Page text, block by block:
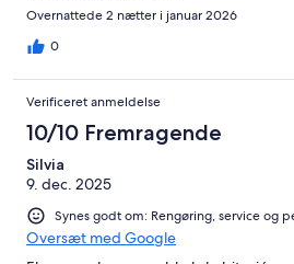
Overnattede 2 nætter i januar 2026
0
Verificeret anmeldelse
10/10 Fremragende
Silvia
9. dec. 2025
Synes godt om: Rengøring, service og
Oversæt med Google